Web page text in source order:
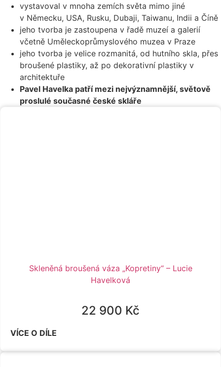
vystavoval v mnoha zemích světa mimo jiné
v Německu, USA, Rusku, Dubaji, Taiwanu, Indii a Číně
jeho tvorba je zastoupena v řadě muzeí a galerií
včetně Uměleckoprůmyslového muzea v Praze
jeho tvorba je velice rozmanitá, od hutního skla, přes
broušené plastiky, až po dekorativní plastiky v
architektuře
Pavel Havelka patří mezi nejvýznamnější, světově
proslulé současné české skláře
Skleněná broušená váza „Kopretiny“ – Lucie
Havelková
22 900 Kč
VÍCE O DÍLE